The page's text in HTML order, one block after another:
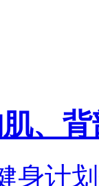
、
身计